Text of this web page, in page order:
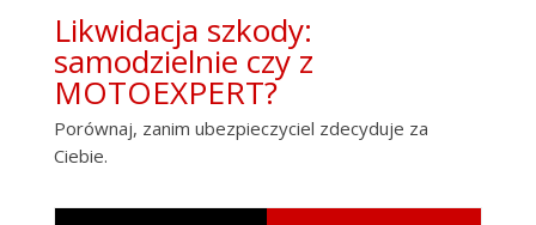
Likwidacja szkody:
samodzielnie czy z
MOTOEXPERT?
Porównaj, zanim ubezpieczyciel zdecyduje za
Ciebie.